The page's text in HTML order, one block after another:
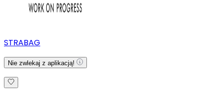
STRABAG
Nie zwlekaj z aplikacją!